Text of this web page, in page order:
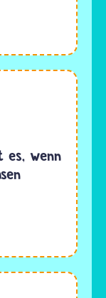
es, wenn